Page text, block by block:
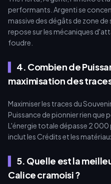
performants. Argenti se
massive des dégâts de zone de
repose sur les mécaniques
foudre.
4. Combien de
maximisation des
Maximiser les traces du
Puissance de pionnier rien que
L'énergie totale dépasse 2
inclut les Crédits et les
5. Quelle est la
Calice cramoisi ?